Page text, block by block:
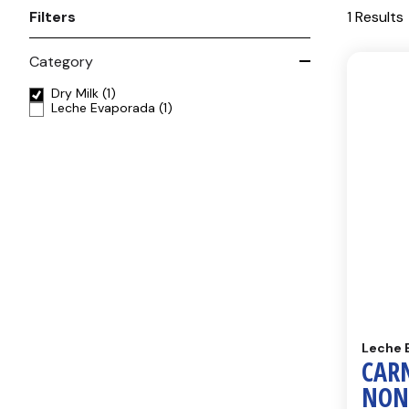
Filters
Category
Dry Milk (1)
Leche Evaporada (1)
1 Results
Leche